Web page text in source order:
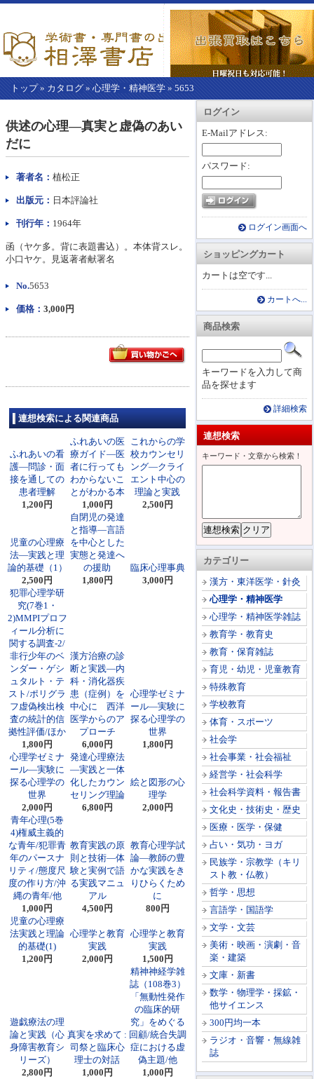
トップ» カタログ » 心理学・精神医学 » 5653
カートを見る
ログイン
E-Mailアドレス:
パスワード:
ログイン画面へ
ショッピングカート
カートは空です...
カートへ...
商品検索
キーワードを入力して商
品を探せます
詳細検索
連想検索
キーワード・文章から検索！
カテゴリー
漢方・東洋医学・針灸
心理学・精神医学
心理学・精神医学雑誌
教育学・教育史
教育・保育雑誌
育児・幼児・児童教育
特殊教育
学校教育
体育・スポーツ
社会学
社会事業・社会福祉
経営学・社会科学
社会科学資料・報告書
文化史・技術史・歴史
医療・医学・保健
占い・気功・ヨガ
民族学・宗教学（キリ
スト教・仏教）
哲学・思想
言語学・国語学
文学・文芸
美術・映画・演劇・音
楽・建築
文庫・新書
数学・物理学・採鉱・
他サイエンス
300円均一本
ラジオ・音響・無線雑
誌
こ
か
ら
本
文】
供述の心理―真実と虚偽のあい
だに
著者名： 植松正
出版元： 日本評論社
刊行年： 1964年
函（ヤケ多。背に表題書込）。本体背スレ。
小口ヤケ。見返著者献署名
No.5653
価格： 3,000円
連想検索による関連商品
ふれあいの看
護―問診・面
接を通しての
患者理解
1,200円
ふれあいの医
療ガイド―医
者に行っても
わからないこ
とがわかる本
1,000円
これからの学
校カウンセリ
ング―クライ
エント中心の
理論と実践
2,500円
児童の心理療
法―実践と理
論的基礎（1）
2,500円
自閉児の発達
と指導―言語
を中心とした
実態と発達へ
の援助
1,800円
臨床心理事典
3,000円
犯罪心理学研
究(7巻1・
2)MMPIプロフ
ィール分析に
関する調査-2/
非行少年のベ
ンダー・ゲシ
ュタルト・テ
スト/ポリグラ
フ虚偽検出検
査の統計的信
拠性評価/ほか
1,800円
漢方治療の診
断と実践―内
科・消化器疾
患（症例）を
中心に 西洋
医学からのア
プローチ
6,000円
心理学ゼミナ
ール―実験に
探る心理学の
世界
1,800円
心理学ゼミナ
ール―実験に
探る心理学の
世界
2,000円
発達心理療法
―実践と一体
化したカウン
セリング理論
6,800円
絵と図形の心
理学
2,000円
青年心理(5巻
4)権威主義的
な青年/犯罪青
年のパースナ
リティ/態度尺
度の作り方/沖
縄の青年/他
1,000円
教育実践の原
則と技術―体
験と実例で語
る実践マニュ
アル
4,500円
教育心理学試
論―教師の豊
かな実践をき
りひらくため
に
800円
児童の心理療
法実践と理論
的基礎(1)
1,200円
心理学と教育
実践
2,000円
心理学と教育
実践
1,500円
遊戯療法の理
論と実践（心
身障害教育シ
リーズ）
2,800円
真実を求めて :
司祭と臨床心
理士の対話
1,000円
精神神経学雑
誌（108巻3）
「無動性発作
の臨床的研
究」をめぐる
回顧/統合失調
症における虚
偽主題/他
1,000円